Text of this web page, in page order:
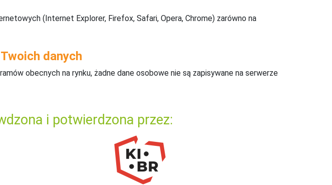
(Internet Explorer, Firefox, Safari, Opera, Chrome) zarówno na
danych
obecnych na rynku, żadne dane osobowe nie są zapisywane na serwerze
i potwierdzona przez: